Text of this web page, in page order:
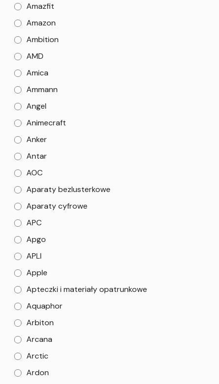
Amazfit
Amazon
Ambition
AMD
Amica
Ammann
Angel
Animecraft
Anker
Antar
AOC
Aparaty bezlusterkowe
Aparaty cyfrowe
APC
Apgo
APLI
Apple
Apteczki i materiały opatrunkowe
Aquaphor
Arbiton
Arcana
Arctic
Ardon